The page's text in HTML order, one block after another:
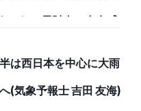
ふれる長財布で存在感
は西日本を中心に大雨
(気象予報士 吉田 友海)